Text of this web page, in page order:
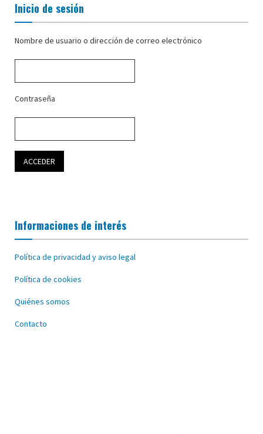
Inicio de sesión
Nombre de usuario o dirección de correo electrónico
Contraseña
Informaciones de interés
Política de privacidad y aviso legal
Política de cookies
Quiénes somos
Contacto